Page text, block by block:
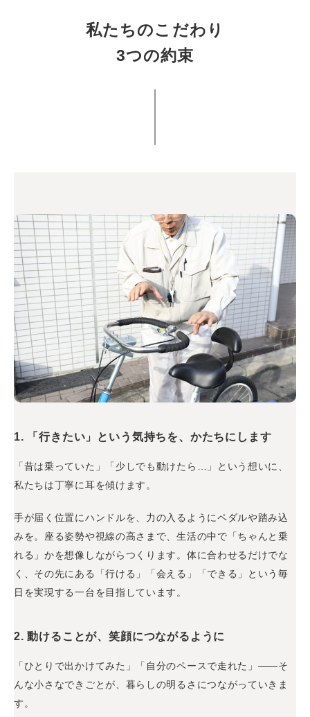
私たちのこだわり
3つの約束
1. 「行きたい」という気持ちを、かたちにします
「昔は乗っていた」「少しでも動けたら…」という想いに、
私たちは丁寧に耳を傾けます。
手が届く位置にハンドルを、力の入るようにペダルや踏み込
みを。座る姿勢や視線の高さまで、生活の中で「ちゃんと乗
れる」かを想像しながらつくります。体に合わせるだけでな
く、その先にある「行ける」「会える」「できる」という毎
日を実現する一台を目指しています。
2.動けることが、笑顔につながるように
「ひとりで出かけてみた」「自分のペースで走れた」――そ
んな小さなできごとが、暮らしの明るさにつながっていきま
す。